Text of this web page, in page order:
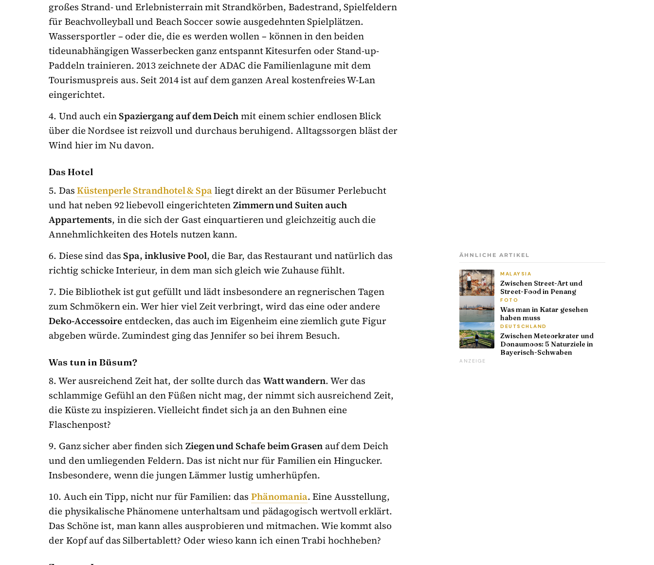
großes Strand- und Erlebnisterrain mit Strandkörben, Badestrand, Spielfeldern
für Beachvolleyball und Beach Soccer sowie ausgedehnten Spielplätzen.
Wassersportler – oder die, die es werden wollen – können in den beiden
tideunabhängigen Wasserbecken ganz entspannt Kitesurfen oder Stand-up-
Paddeln trainieren. 2013 zeichnete der ADAC die Familienlagune mit dem
Tourismuspreis aus. Seit 2014 ist auf dem ganzen Areal kostenfreies W-Lan
eingerichtet.
4. Und auch einSpaziergang auf dem Deichmit einem schier endlosen Blick
über die Nordsee ist reizvoll und durchaus beruhigend. Alltagssorgen bläst der
Wind hier im Nu davon.
Das Hotel
5. DasKüstenperle Strandhotel & Spaliegt direkt an der BüsumerPerlebucht
und hat neben 92 liebevoll eingerichtetenZimmern und Suiten auch
Appartements, in die sich der Gast einquartieren und gleichzeitig auch die
Annehmlichkeiten des Hotels nutzen kann.
6. Diese sind dasSpa, inklusive Pool, die Bar, das Restaurant und natürlich das
richtig schicke Interieur, in dem man sich gleich wie Zuhause fühlt.
7. Die Bibliothek ist gut gefüllt und lädt insbesondere an regnerischen Tagen
zum Schmökern ein. Wer hier viel Zeit verbringt, wird das eine oder andere
Deko-Accessoire entdecken, das auch im Eigenheim eine ziemlich gute Figur
abgeben würde. Zumindest ging das Jennifer so bei ihrem Besuch.
Was tun in Büsum?
8. Wer ausreichend Zeit hat, der sollte durch das Watt wandern. Wer das
schlammige Gefühl an den Füßen nicht mag, der nimmt sich ausreichend Zeit,
die Küste zu inspizieren. Vielleicht findet sich ja an den Buhnen eine
Flaschenpost?
9. Ganz sicher aber finden sichZiegen und Schafe beim Grasen auf dem Deich
und den umliegenden Feldern. Das ist nicht nur für Familien ein Hingucker.
Insbesondere, wenn die jungen Lämmer lustig umherhüpfen.
10. Auch ein Tipp, nicht nur für Familien: das Phänomania. Eine Ausstellung,
die physikalische Phänomene unterhaltsam und pädagogisch wertvoll erklärt.
Das Schöne ist, man kann alles ausprobieren und mitmachen. Wie kommt also
der Kopf auf das Silbertablett? Oder wieso kann ich einen Trabi hochheben?
ÄHNLICHE ARTIKEL
MALAYSIA
Zwischen Street-Art und
Street-Food in Penang
FOTO
Was man in Katar gesehen
haben muss
DEUTSCHLAND
Zwischen Meteorkrater und
Donaumoos: 5 Naturziele in
Bayerisch-Schwaben
ANZEIGE